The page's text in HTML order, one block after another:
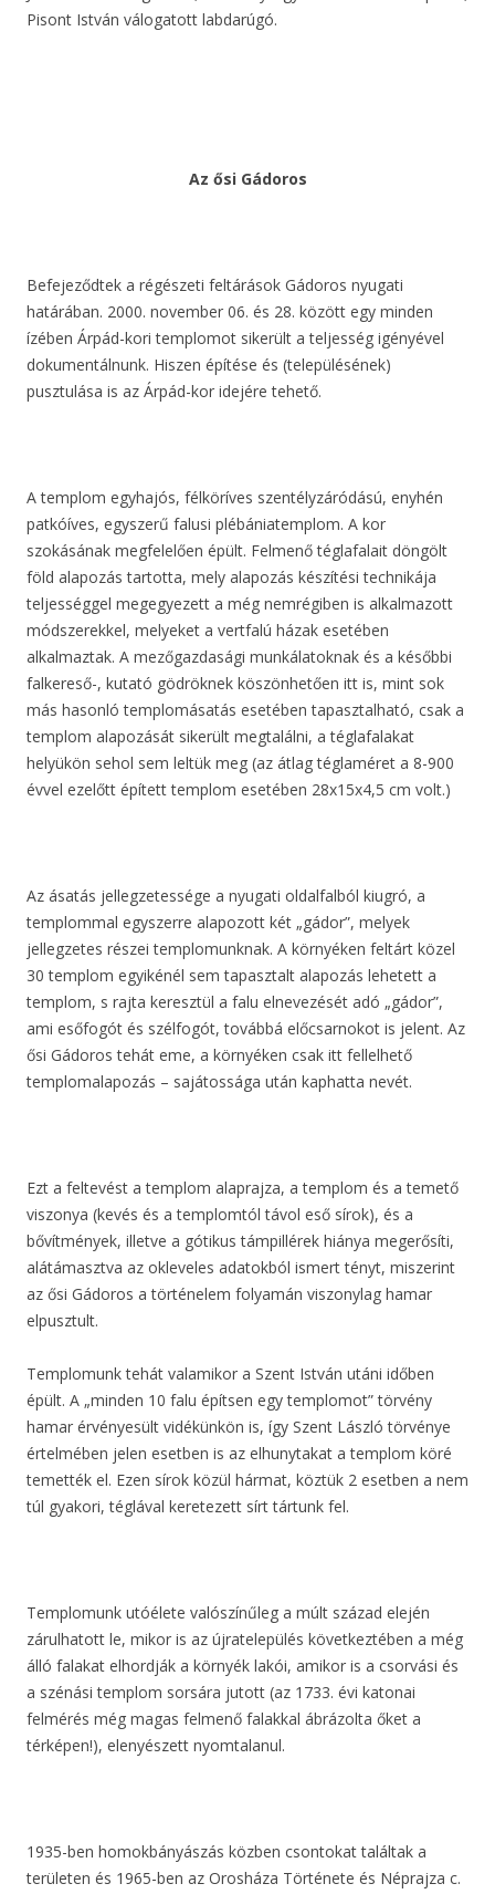
Pisont István válogatott labdarúgó.
Az ősi Gádoros
Befejeződtek a régészeti feltárások Gádoros nyugati
határában. 2000. november 06. és 28. között egy minden
ízében Árpád-kori templomot sikerült a teljesség igényével
dokumentálnunk. Hiszen építése és (településének)
pusztulása is az Árpád-kor idejére tehető.
A templom egyhajós, félköríves szentélyzáródású, enyhén
patkóíves, egyszerű falusi plébániatemplom. A kor
szokásának megfelelően épült. Felmenő téglafalait döngölt
föld alapozás tartotta, mely alapozás készítési technikája
teljességgel megegyezett a még nemrégiben is alkalmazott
módszerekkel, melyeket a vertfalú házak esetében
alkalmaztak. A mezőgazdasági munkálatoknak és a későbbi
falkereső-, kutató gödröknek köszönhetően itt is, mint sok
más hasonló templomásatás esetében tapasztalható, csak a
templom alapozását sikerült megtalálni, a téglafalakat
helyükön sehol sem leltük meg (az átlag téglaméret a 8-900
évvel ezelőtt épített templom esetében 28x15x4,5 cm volt.)
Az ásatás jellegzetessége a nyugati oldalfalból kiugró, a
templommal egyszerre alapozott két „gádor”, melyek
jellegzetes részei templomunknak. A környéken feltárt közel
30 templom egyikénél sem tapasztalt alapozás lehetett a
templom, s rajta keresztül a falu elnevezését adó „gádor”,
ami esőfogót és szélfogót, továbbá előcsarnokot is jelent. Az
ősi Gádoros tehát eme, a környéken csak itt fellelhető
templomalapozás – sajátossága után kaphatta nevét.
Ezt a feltevést a templom alaprajza, a templom és a temető
viszonya (kevés és a templomtól távol eső sírok), és a
bővítmények, illetve a gótikus támpillérek hiánya megerősíti,
alátámasztva az okleveles adatokból ismert tényt, miszerint
az ősi Gádoros a történelem folyamán viszonylag hamar
elpusztult.
Templomunk tehát valamikor a Szent István utáni időben
épült. A „minden 10 falu építsen egy templomot” törvény
hamar érvényesült vidékünkön is, így Szent László törvénye
értelmében jelen esetben is az elhunytakat a templom köré
temették el. Ezen sírok közül hármat, köztük 2 esetben a nem
túl gyakori, téglával keretezett sírt tártunk fel.
Templomunk utóélete valószínűleg a múlt század elején
zárulhatott le, mikor is az újratelepülés következtében a még
álló falakat elhordják a környék lakói, amikor is a csorvási és
a szénási templom sorsára jutott (az 1733. évi katonai
felmérés még magas felmenő falakkal ábrázolta őket a
térképen!), elenyészett nyomtalanul.
1935-ben homokbányászás közben csontokat találtak a
területen és 1965-ben az Orosháza Története és Néprajza c.